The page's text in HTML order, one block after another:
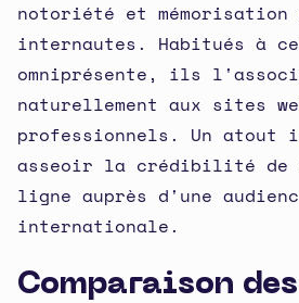
notoriété et mémorisation
internautes. Habitués à
omniprésente, ils
naturellement aux sites
professionnels. Un atout
asseoir la crédibilité de
ligne auprès d'une
internationale.
Comparaison des